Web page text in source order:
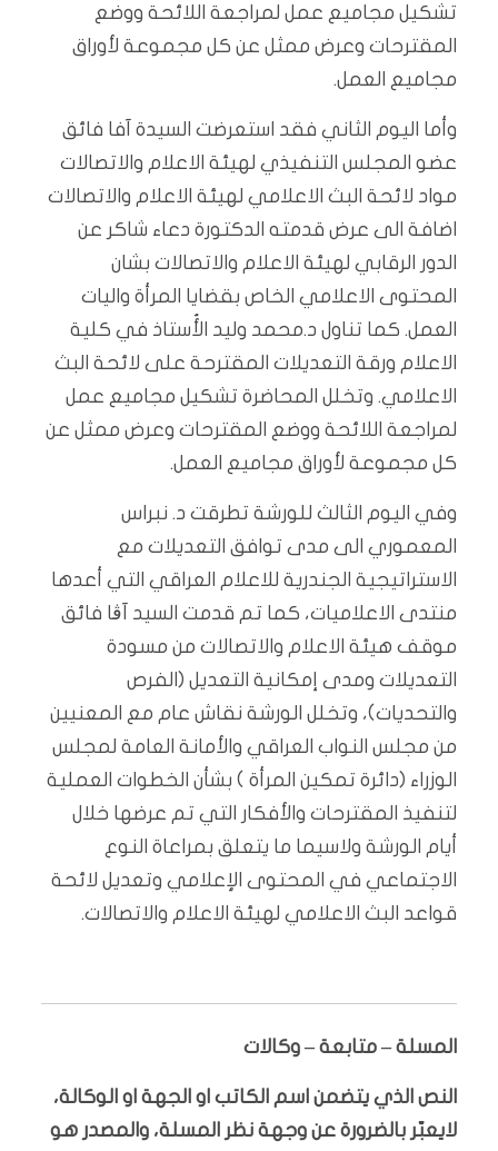
تشكيل مجاميع عمل لمراجعة اللائحة ووضع
المقترحات وعرض ممثل عن كل مجموعة لأوراق
مجاميع العمل.
وأما اليوم الثاني فقد استعرضت السيدة آفا فائق
عضو المجلس التنفيذي لهيئة الاعلام والاتصالات
مواد لائحة البث الاعلامي لهيئة الاعلام والاتصالات
اضافة الى عرض قدمته الدكتورة دعاء شاكر عن
الدور الرقابي لهيئة الاعلام والاتصالات بشان
المحتوى الاعلامي الخاص بقضايا المرأة واليات
العمل. كما تناول د.محمد وليد الأُستاذ في كلية
الاعلام ورقة التعديلات المقترحة على لائحة البث
الاعلامي. وتخلل المحاضرة تشكيل مجاميع عمل
لمراجعة اللائحة ووضع المقترحات وعرض ممثل عن
كل مجموعة لأوراق مجاميع العمل.
وفي اليوم الثالث للورشة تطرقت د. نبراس
المعموري الى مدى توافق التعديلات مع
الاستراتيجية الجندرية للاعلام العراقي التي أعدها
منتدى الاعلاميات، كما تم قدمت السيد آڤا فائق
موقف هيئة الاعلام والاتصالات من مسودة
التعديلات ومدى إمكانية التعديل (الفرص
والتحديات)، وتخلل الورشة نقاش عام مع المعنيين
من مجلس النواب العراقي والأمانة العامة لمجلس
الوزراء (دائرة تمكين المرأة ) بشأن الخطوات العملية
لتنفيذ المقترحات والأفكار التي تم عرضها خلال
أيام الورشة ولاسيما ما يتعلق بمراعاة النوع
الاجتماعي في المحتوى الإعلامي وتعديل لائحة
قواعد البث الاعلامي لهيئة الاعلام والاتصالات.
المسلة – متابعة – وكالات
النص الذي يتضمن اسم الكاتب او الجهة او الوكالة،
لايعبّر بالضرورة عن وجهة نظر المسلة، والمصدر هو